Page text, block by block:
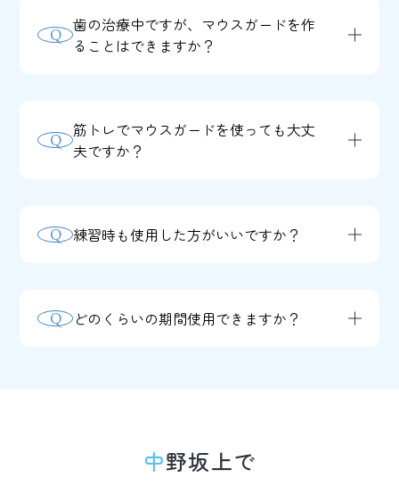
と呼ぶことが多くなっており、他には、
マウスプロテクターやガムシールドとも
ん。
Q
歯の治療中ですが、マウスガードを作
ることはできますか？
ウスガードを作製いたします。これは、
われる可能性があるためです。
Q
筋トレでマウスガードを使っても大丈
夫ですか？
て、強い力で食いしばることによる歯や
Q 練習時も使用した方がいいですか？
Q どのくらいの期間使用できますか？
早めに新しいものに交換することをお勧
中野坂上で